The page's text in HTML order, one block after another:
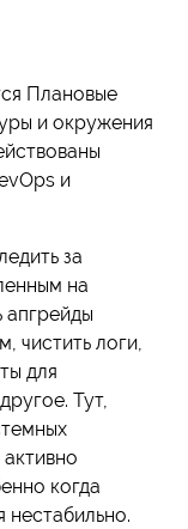
Плановые
и окружения
и
за
на
апгрейды
чистить логи,
для
Тут,
когда
нестабильно.